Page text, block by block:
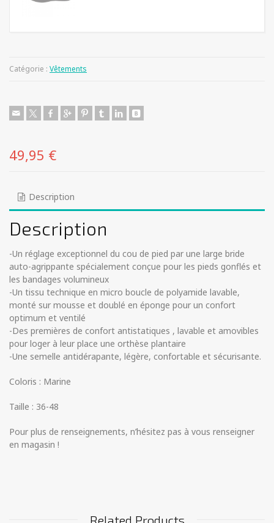
Catégorie : Vêtements
49,95 €
Description
Description
-Un réglage exceptionnel du cou de pied par une large bride
auto-agrippante spécialement conçue pour les pieds gonflés et
les bandages volumineux
-Un tissu technique en micro boucle de polyamide lavable,
monté sur mousse et doublé en éponge pour un confort
optimum et ventilé
-Des premières de confort antistatiques , lavable et amovibles
pour loger à leur place une orthèse plantaire
-Une semelle antidérapante, légère, confortable et sécurisante.
Coloris : Marine
Taille : 36-48
Pour plus de renseignements, n’hésitez pas à vous renseigner
en magasin !
Related Products